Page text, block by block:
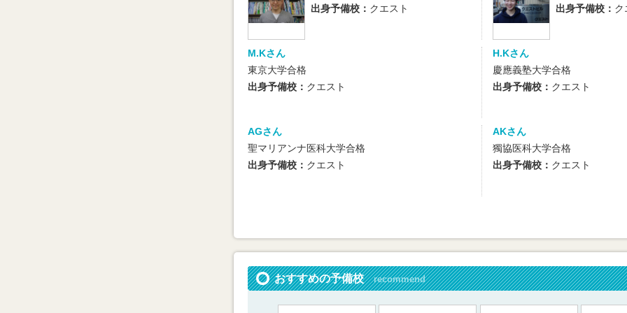
出身予備校： クエスト 出身予備校： ク
M.Kさん
東京大学合格
出身予備校： クエスト
H.Kさん
慶應義塾大学合格
出身予備校： クエスト
AGさん
聖マリアンナ医科大学合格
出身予備校： クエスト
AKさん
獨協医科大学合格
出身予備校： クエスト
おすすめの予備校 recommend